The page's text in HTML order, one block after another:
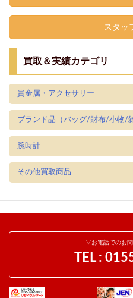
スタッ
買取＆実績カテゴリ
貴金属・アクセサリー
ブランド品（バッグ/財布/小物/
腕時計
その他買取商品
▽お電話でのお
TEL :